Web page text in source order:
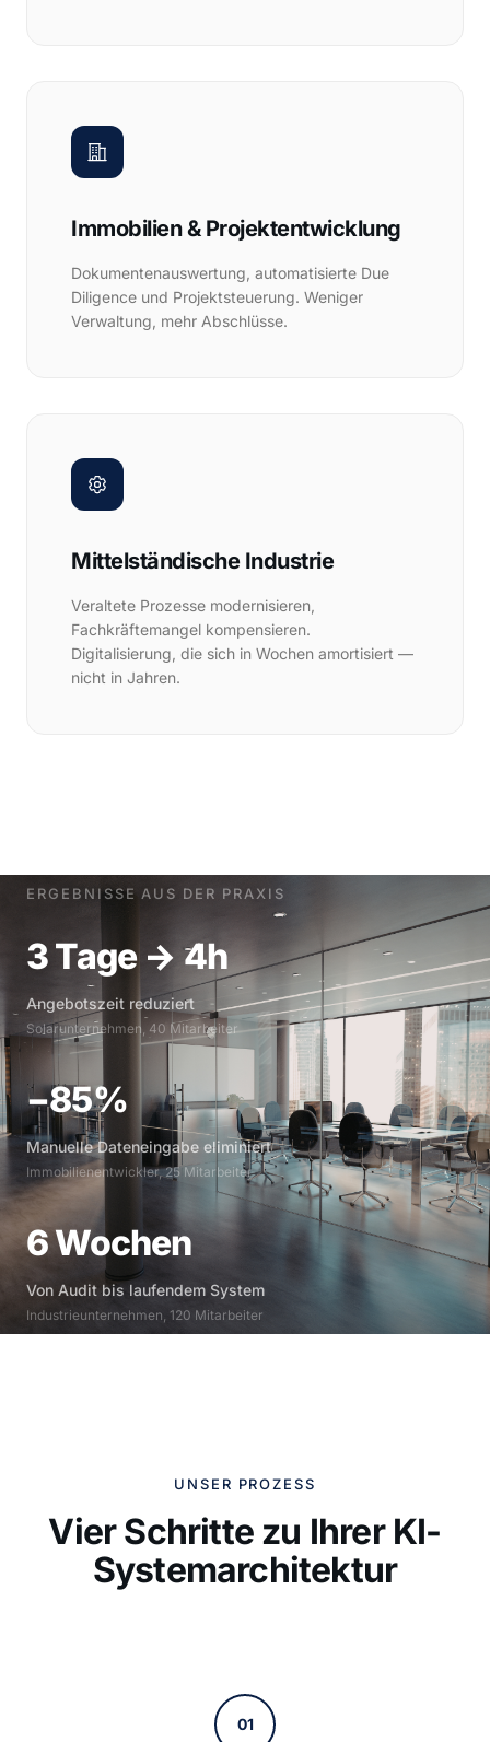
Immobilien & Projektentwicklung
Dokumentenauswertung, automatisierte Due
Diligence und Projektsteuerung. Weniger
Verwaltung, mehr Abschlüsse.
Mittelständische Industrie
Veraltete Prozesse modernisieren,
Fachkräftemangel kompensieren.
Digitalisierung, die sich in Wochen amortisiert —
nicht in Jahren.
ERGEBNISSE AUS DER PRAXIS
3 Tage → 4h
Angebotszeit reduziert
Solarunternehmen, 40 Mitarbeiter
−85%
Manuelle Dateneingabe eliminiert
Immobilienentwickler, 25 Mitarbeiter
6 Wochen
Von Audit bis laufendem System
Industrieunternehmen, 120 Mitarbeiter
UNSER PROZESS
Vier Schritte zu Ihrer KI-
Systemarchitektur
01